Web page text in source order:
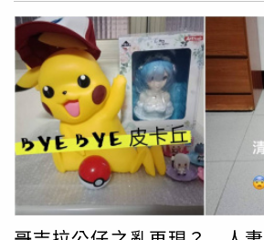
很嚴厲，過程反而讓他很享受，有種
覺。柯震東是蜘蛛人的忠實粉絲。（
然沒有「動漫老公」，但現實生活中
及男友跟蜘蛛人誰比較帥？王淨表示各
的技能比較多，面對記者的追問，她
蛛人很帥」。王淨也提到一開始不覺得
始配音後才發現跟想得完全不一樣，
恐嚇柯震東，「真的太難瘋掉會崩潰
真的覺得很難。」王淨在蜘蛛人和男
（圖／方萬民攝）被問到會不會邀請朋